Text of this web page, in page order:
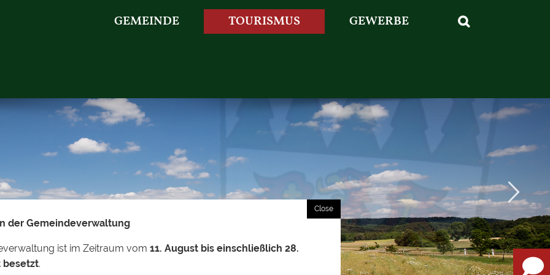
GEMEINDE TOURISMUS GEWERBE
der Gemeindeverwaltung
ist im Zeitraum vom 11. August bis einschließlich 28.
besetzt.